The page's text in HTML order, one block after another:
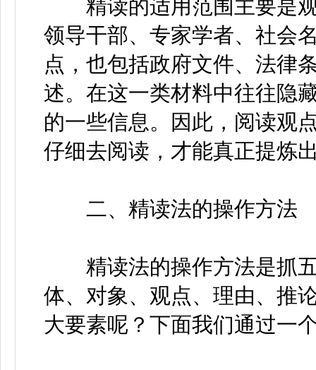
精读的适用范围主要是观
领导干部、专家学者、社会
点，也包括政府文件、法律
述。在这一类材料中往往隐
的一些信息。因此，阅读观
仔细去阅读，才能真正提炼
二、精读法的操作方法
精读法的操作方法是抓五
体、对象、观点、理由、推
大要素呢？下面我们通过一